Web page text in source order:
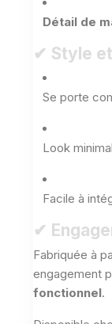
Détail de
✔ Style
Se porte
Look
Facile à
✔
Fabriquée à
engagement
fonctionnel.